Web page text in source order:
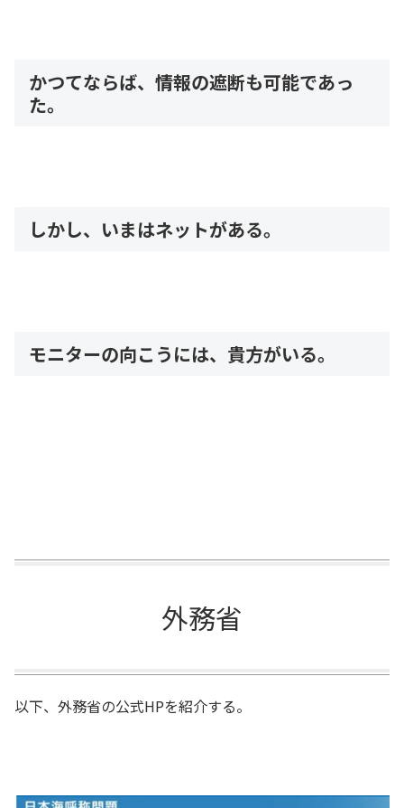
かつてならば、情報の遮断も可能であっ
た。
しかし、いまはネットがある。
モニターの向こうには、貴方がいる。
外務省
以下、外務省の公式HPを紹介する。